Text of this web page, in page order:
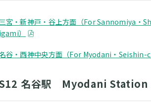
宮・新神戸・谷上方面（For Sannomiya・
）
谷・西神中央方面（For Myodani・Seishin-
名谷駅 Myodani Station